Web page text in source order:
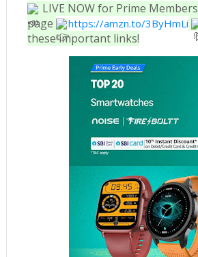
LIVE NOW for Prime Members
page
https://amzn.to/3ByHmLi
these important links!